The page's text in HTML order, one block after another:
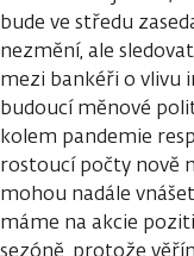
bude ve středu
nezmění, ale
mezi bankéři o vlivu
budoucí měnové
kolem pandemie
rostoucí počty nově
mohou nadále
máme na akcie
sezóně, protože